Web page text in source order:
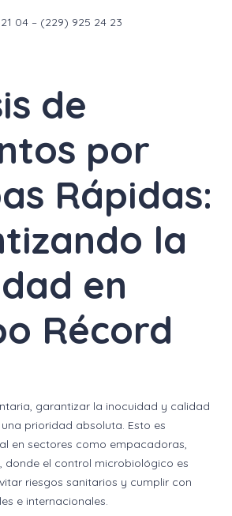
04 – (229) 925 24 23
de
por
Rápidas:
la
en
Récord
garantizar la inocuidad y calidad
prioridad absoluta. Esto es
en sectores como empacadoras,
donde el control microbiológico es
riesgos sanitarios y cumplir con
e internacionales.